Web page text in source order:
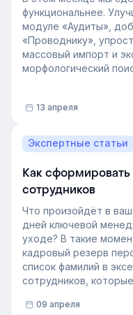
функциональнее.
модуле «Аудиты»,
«Проводнику»,
массовый импорт и
морфологический
13 апреля
Экспертные статьи
Как
сотрудников
Что произойдёт в
дней ключевой
уходе? В такие
кадровый резерв
список фамилий в
сотрудников,
освободившуюся
09 апреля